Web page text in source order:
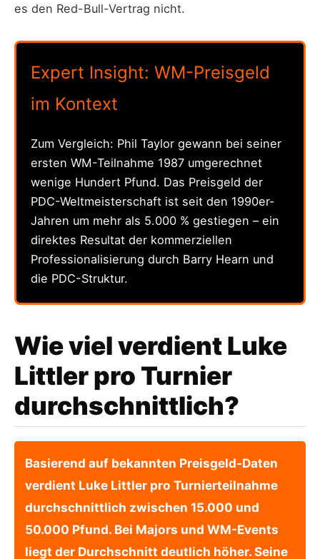
es den Red-Bull-Vertrag nicht.
Expert Insight: WM-Preisgeld
im Kontext
Zum Vergleich: Phil Taylor gewann bei seiner
ersten WM-Teilnahme 1987 umgerechnet
wenige Hundert Pfund. Das Preisgeld der
PDC-Weltmeisterschaft ist seit den 1990er-
Jahren um mehr als 5.000 % gestiegen – ein
direktes Resultat der kommerziellen
Professionalisierung durch Barry Hearn und
die PDC-Struktur.
Wie viel verdient Luke
Littler pro Turnier
durchschnittlich?
Basierend auf bekannten Preisgeld-Daten
verdient Luke Littler pro Turnierteilnahme
durchschnittlich zwischen 15.000 und
50.000 Pfund. Bei Majors und WM-Events
liegt der Durchschnitt deutlich höher. Seine